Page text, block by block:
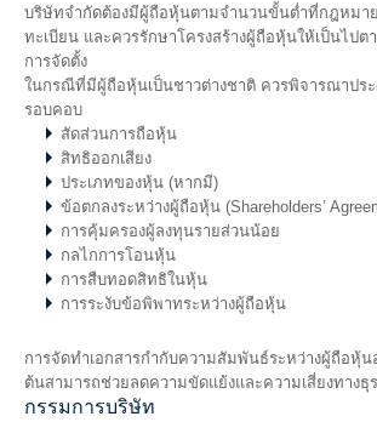
บริษัทจำกัดต้องมีผู้ถือหุ้นตามจำนวนขั้นต่ำที่กฎหมา
ทะเบียน และควรรักษาโครงสร้างผู้ถือหุ้นให้เป็นไป
การจัดตั้ง
ในกรณีที่มีผู้ถือหุ้นเป็นชาวต่างชาติ ควรพิจารณาประ
รอบคอบ
สัดส่วนการถือหุ้น
สิทธิออกเสียง
ประเภทของหุ้น (หากมี)
ข้อตกลงระหว่างผู้ถือหุ้น (Shareholders’
การคุ้มครองผู้ลงทุนรายส่วนน้อย
กลไกการโอนหุ้น
การสืบทอดสิทธิในหุ้น
การระงับข้อพิพาทระหว่างผู้ถือหุ้น
การจัดทำเอกสารกำกับความสัมพันธ์ระหว่างผู้ถือหุ้น
ต้นสามารถช่วยลดความขัดแย้งและความเสี่ยงทางธุ
กรรมการบริษัท